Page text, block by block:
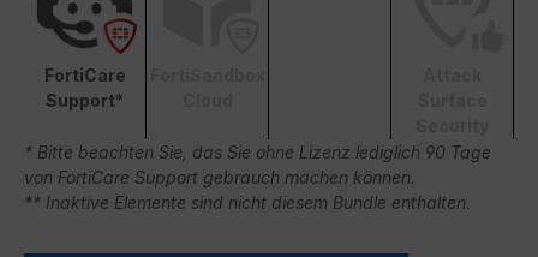
FortiCare
Support*
* Bitte beachten Sie, das Sie ohne Lizenz lediglich 90 Tage
von FortiCare Support gebrauch machen können.
** Inaktive Elemente sind nicht diesem Bundle enthalten.